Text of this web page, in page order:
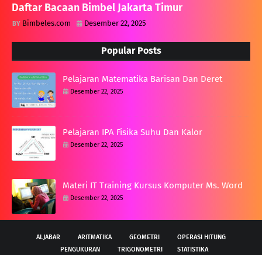
Daftar Bacaan Bimbel Jakarta Timur
Bimbeles.com Desember 22, 2025
Popular Posts
Pelajaran Matematika Barisan Dan Deret
Desember 22, 2025
Pelajaran IPA Fisika Suhu Dan Kalor
Desember 22, 2025
Materi IT Training Kursus Komputer Ms. Word
Desember 22, 2025
ALJABAR ARITMATIKA GEOMETRI
OPERASI HITUNG
PENGUKURAN
TRIGONOMETRI STATISTIKA